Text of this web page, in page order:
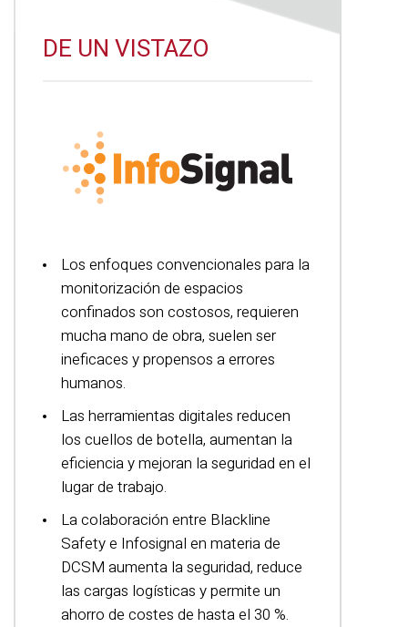
DE UN VISTAZO
Los enfoques convencionales para la
monitorización de espacios
confinados son costosos, requieren
mucha mano de obra, suelen ser
ineficaces y propensos a errores
humanos.
Las herramientas digitales reducen
los cuellos de botella, aumentan la
eficiencia y mejoran la seguridad en el
lugar de trabajo.
La colaboración entre Blackline
Safety e Infosignal en materia de
DCSM aumenta la seguridad, reduce
las cargas logísticas y permite un
ahorro de costes de hasta el 30 %.